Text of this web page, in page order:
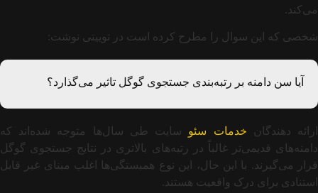
می‌کند.
شخصی که این سوال را مطرح کرده است در توییتی نوشت:
آیا سن دامنه بر رتبه‌بندی جستجوی گوگل تاثیر می‌گذارد؟
ارائه دهندگان خدمات سئو سایت طی سال‌ها متوجه شده‌اند که
دامنه‌های قدیمی‌تر غالباً در رتبه‌های بالاتری در نتایج جستجوی گوگل
قرار می‌گیرند. با این حال، این نوع همبستگی‌ها اغلب مبنای غیر قابل
استنادی برای درک واقعیت هستند.